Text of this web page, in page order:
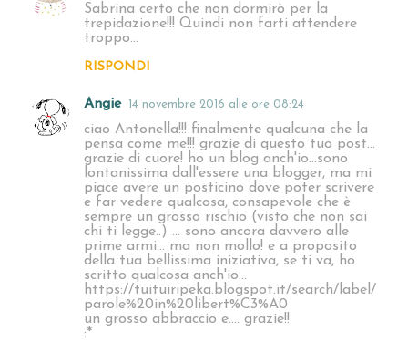
Sabrina certo che non dormirò per la
trepidazione!!! Quindi non farti attendere
troppo...
RISPONDI
Angie 14 novembre 2016 alle ore 08:24
ciao Antonella!!! finalmente qualcuna che la
pensa come me!!! grazie di questo tuo post...
grazie di cuore! ho un blog anch'io...sono
lontanissima dall'essere una blogger, ma mi
piace avere un posticino dove poter scrivere
e far vedere qualcosa, consapevole che è
sempre un grosso rischio (visto che non sai
chi ti legge..) ... sono ancora davvero alle
prime armi... ma non mollo! e a proposito
della tua bellissima iniziativa, se ti va, ho
scritto qualcosa anch'io...
https://tuituiripeka.blogspot.it/search/label/
parole%20in%20libert%C3%A0
un grosso abbraccio e.... grazie!!
:*